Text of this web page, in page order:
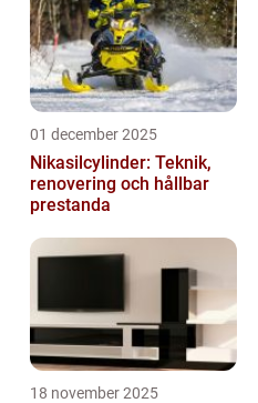
01 december 2025
Nikasilcylinder: Teknik,
renovering och hållbar
prestanda
18 november 2025